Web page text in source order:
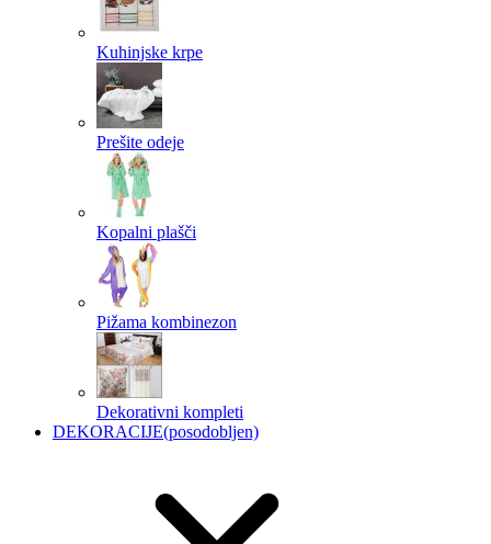
Kuhinjske krpe
Prešite odeje
Kopalni plašči
Pižama kombinezon
Dekorativni kompleti
DEKORACIJE(posodobljen)